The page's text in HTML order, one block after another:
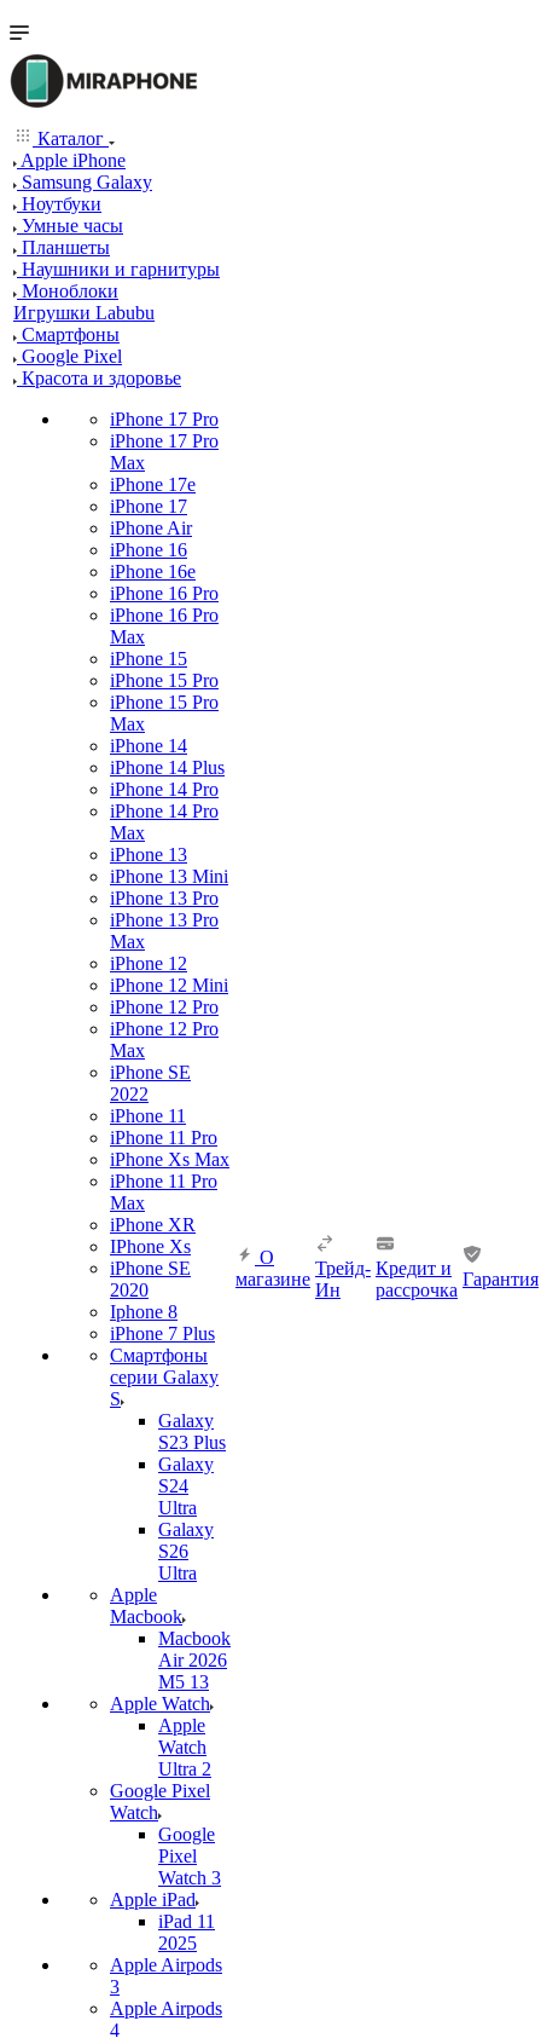
Каталог
Apple iPhone
Samsung Galaxy
Ноутбуки
Умные часы
Планшеты
Наушники и гарнитуры
Моноблоки
Игрушки Labubu
Смартфоны
Google Pixel
Красота и здоровье
iPhone 17 Pro
iPhone 17 Pro
Max
iPhone 17e
iPhone 17
iPhone Air
iPhone 16
iPhone 16e
iPhone 16 Pro
iPhone 16 Pro
Max
iPhone 15
iPhone 15 Pro
iPhone 15 Pro
Max
iPhone 14
iPhone 14 Plus
iPhone 14 Pro
iPhone 14 Pro
Max
iPhone 13
iPhone 13 Mini
iPhone 13 Pro
iPhone 13 Pro
Max
iPhone 12
iPhone 12 Mini
iPhone 12 Pro
iPhone 12 Pro
Max
iPhone SE
2022
iPhone 11
iPhone 11 Pro
iPhone Xs Max
iPhone 11 Pro
Max
iPhone XR
IPhone Xs
iPhone SE
2020
Iphone 8
iPhone 7 Plus
Смартфоны
серии Galaxy
S
Galaxy
S23 Plus
Galaxy
S24
Ultra
Galaxy
S26
Ultra
Apple
Macbook
Macbook
Air 2026
M5 13
Apple Watch
Apple
Watch
Ultra 2
Google Pixel
Watch
Google
Pixel
Watch 3
Apple iPad
iPad 11
2025
Apple Airpods
3
Apple Airpods
4
О
магазине
Трейд-
Ин
Кредит и
рассрочка
Гарантия